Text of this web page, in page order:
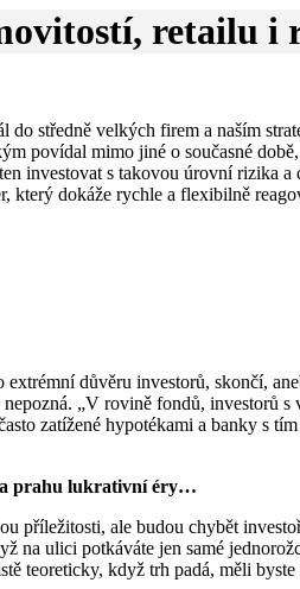
retailu i
středně velkých firem a naším
povídal mimo jiné o současné
investovat s takovou úrovní rizika
dokáže rychle a flexibilně
důvěru investorů, skončí,
„V rovině fondů, investorů
zatížené hypotékami a banky s
prahu lukrativní éry…
příležitosti, ale budou chybět
ulici potkáváte jen samé
teoreticky, když trh padá, měli